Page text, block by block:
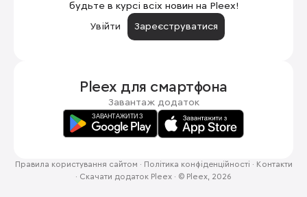
будьте в курсі всіх новин на Pleex!
Увійти
Зареєструватися
Pleex для смартфона
Завантаж додаток
Правила користування сайтом · Політика конфіденційності · Контакти
· Скачати додаток Pleex · © Pleex, 2026